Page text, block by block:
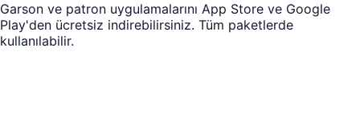
Garson ve patron uygulamalarını App Store ve Google
Play'den ücretsiz indirebilirsiniz. Tüm paketlerde
kullanılabilir.